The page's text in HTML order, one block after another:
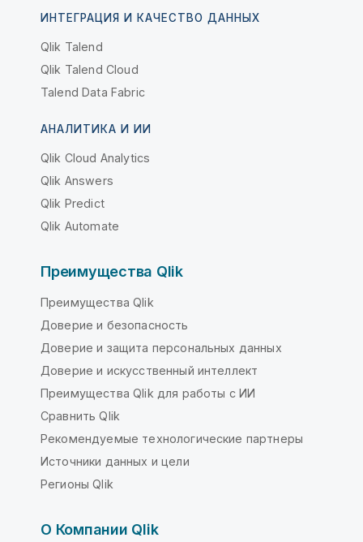
ИНТЕГРАЦИЯ И КАЧЕСТВО ДАННЫХ
Qlik Talend
Qlik Talend Cloud
Talend Data Fabric
АНАЛИТИКА И ИИ
Qlik Cloud Analytics
Qlik Answers
Qlik Predict
Qlik Automate
Преимущества Qlik
Преимущества Qlik
Доверие и безопасность
Доверие и защита персональных данных
Доверие и искусственный интеллект
Преимущества Qlik для работы с ИИ
Сравнить Qlik
Рекомендуемые технологические партнеры
Источники данных и цели
Регионы Qlik
О Компании Qlik